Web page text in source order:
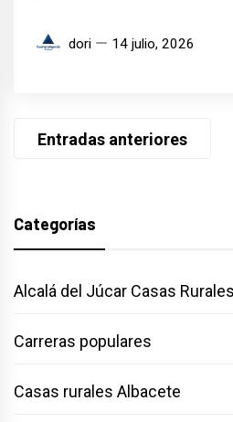
dori 14 julio, 2026
Navegación
Entradas anteriores
Categorías
Alcalá del Júcar Casas Rurales
Carreras populares
Casas rurales Albacete